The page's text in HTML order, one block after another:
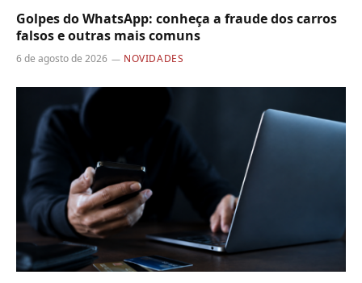
Golpes do WhatsApp: conheça a fraude dos carros
falsos e outras mais comuns
6 de agosto de 2026 NOVIDADES